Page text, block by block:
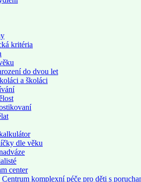
kritéria
do dvou let
a školáci
dle věku
center
Centrum komplexní péče pro děti s